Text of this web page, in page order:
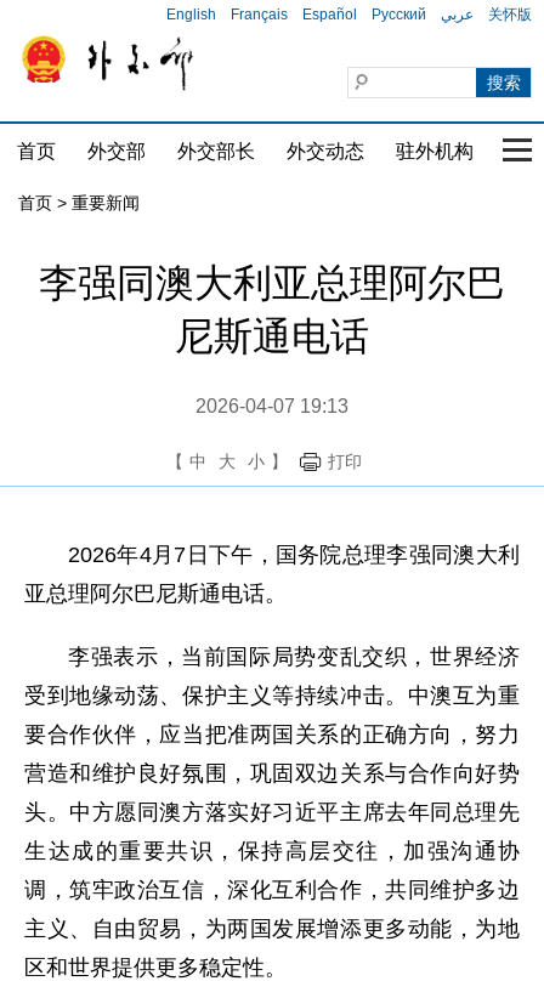
English Français Español Русский عربي 关怀版
首页 外交部 外交部长 外交动态 驻外机构 国
首页 > 重要新闻
李强同澳大利亚总理阿尔巴
尼斯通电话
2026-04-07 19:13
【 中 大 小 】 打印
2026年4月7日下午，国务院总理李强同澳大利
亚总理阿尔巴尼斯通电话。
李强表示，当前国际局势变乱交织，世界经济
受到地缘动荡、保护主义等持续冲击。中澳互为重
要合作伙伴，应当把准两国关系的正确方向，努力
营造和维护良好氛围，巩固双边关系与合作向好势
头。中方愿同澳方落实好习近平主席去年同总理先
生达成的重要共识，保持高层交往，加强沟通协
调，筑牢政治互信，深化互利合作，共同维护多边
主义、自由贸易，为两国发展增添更多动能，为地
区和世界提供更多稳定性。